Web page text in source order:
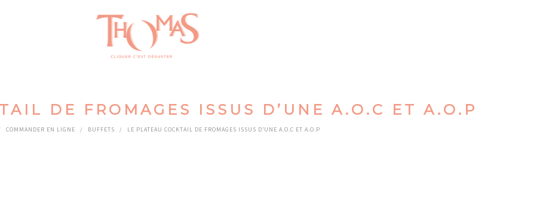
DE FROMAGES ISSUS D’UNE A.O.C ET A.O.P
COMMANDER EN LIGNE / BUFFETS / LE PLATEAU COCKTAIL DE FROMAGES ISSUS D’UNE A.O.C ET A.O.P